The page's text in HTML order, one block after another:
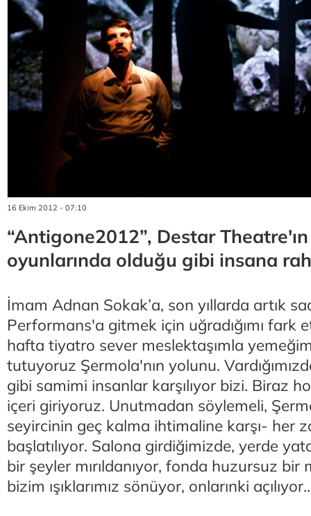
16 Ekim 2012 - 07:10
“Antigone2012”, Destar
oyunlarında olduğu gibi insana
İmam Adnan Sokak’a, son yıllarda artık
Performans'a gitmek için uğradığımı fark
hafta tiyatro sever meslektaşımla
tutuyoruz Şermola'nın yolunu.
gibi samimi insanlar karşılıyor bizi. Biraz
içeri giriyoruz. Unutmadan söylemeli,
seyircinin geç kalma ihtimaline karşı- her
başlatılıyor. Salona girdiğimizde, yerde
bir şeyler mırıldanıyor, fonda huzursuz
bizim ışıklarımız sönüyor, onlarınki